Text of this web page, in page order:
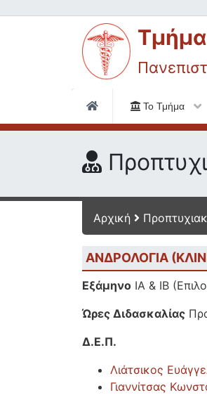
Τμήμα
Το Τμήμα
Αρχική
ΑΝΔΡΟΛΟΓΙΑ
Εξάμηνο ΙΑ & ΙΒ
Ώρες Διδασκαλίας
Δ.Ε.Π.
Λιάτσικος
Γιαννίτσας